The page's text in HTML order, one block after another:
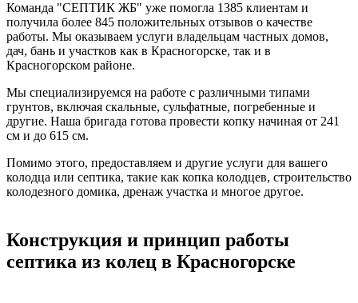
Команда "СЕПТИК ЖБ" уже помогла 1385 клиентам и
получила более 845 положительных отзывов о качестве
работы. Мы оказываем услуги владельцам частных домов,
дач, бань и участков как в Красногорске, так и в
Красногорском районе.
Мы специализируемся на работе с различными типами
грунтов, включая скальные, сульфатные, погребенные и
другие. Наша бригада готова провести копку начиная от 241
см и до 615 см.
Помимо этого, предоставляем и другие услуги для вашего
колодца или септика, такие как копка колодцев, строительство
колодезного домика, дренаж участка и многое другое.
Конструкция и принцип работы
септика из колец в Красногорске